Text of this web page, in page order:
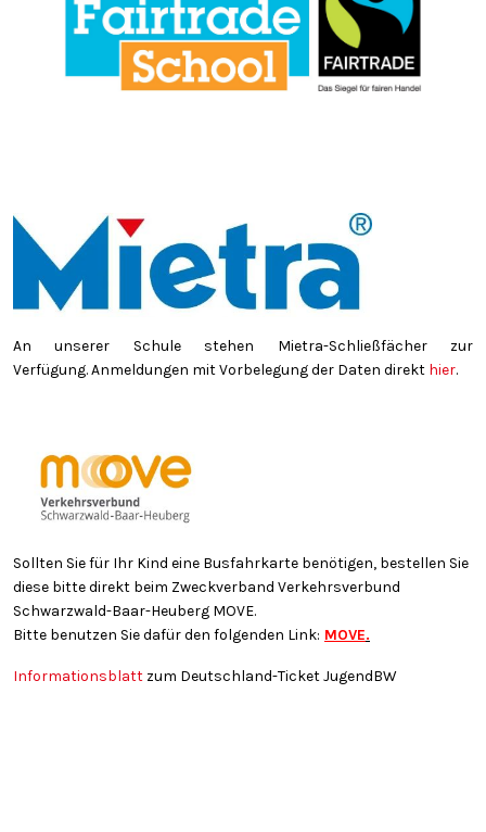
An unserer Schule stehen Mietra-Schließfächer zur
Verfügung. Anmeldungen mit Vorbelegung der Daten direkt hier.
Sollten Sie für Ihr Kind eine Busfahrkarte benötigen, bestellen Sie
diese bitte direkt beim Zweckverband Verkehrsverbund
Schwarzwald-Baar-Heuberg MOVE.
Bitte benutzen Sie dafür den folgenden Link: MOVE.
Informationsblatt zum Deutschland-Ticket JugendBW